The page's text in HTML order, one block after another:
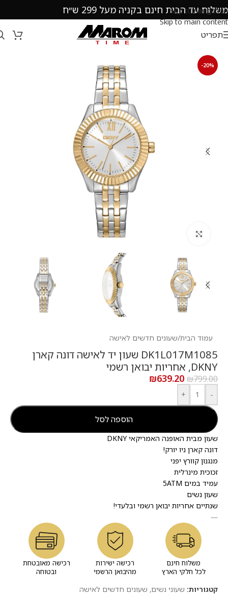
Skip to navigation
Skip to main content
משלוח עד הבית חינם בקניה מעל 299 ש״ח
תפריט
עמוד הבית/שעונים חדשים לאישה
DK1L017M1085 שעון יד לאישה דונה קארן
DKNY, אחריות יבואן רשמי
₪799.00
₪639.20
-
+
הוספה לסל
שעון מבית האופנה האמריקאי DKNY
דונה קארן ניו יורק!
מנגנון קוורץ יפני
זכוכית מינרלית
עמיד במים 5ATM
שעון נשים
שנתיים אחריות יבואן רשמי ובלעדי!
—
משלוח חינם
לכל חלקי הארץ
רכישה ישירות
מהיבואן הרשמי
רכישה מאובטחת
ובטוחה
קטגוריות: שעוני נשים, שעונים חדשים לאישה
-20%